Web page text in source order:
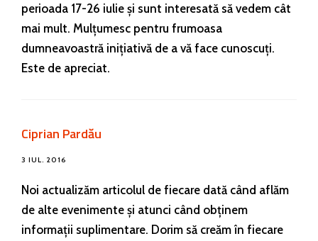
perioada 17-26 iulie și sunt interesată să vedem cât
mai mult. Mulțumesc pentru frumoasa
dumneavoastră inițiativă de a vă face cunoscuți.
Este de apreciat.
Ciprian Pardău
3 IUL. 2016
Noi actualizăm articolul de fiecare dată când aflăm
de alte evenimente și atunci când obținem
informații suplimentare. Dorim să creăm în fiecare